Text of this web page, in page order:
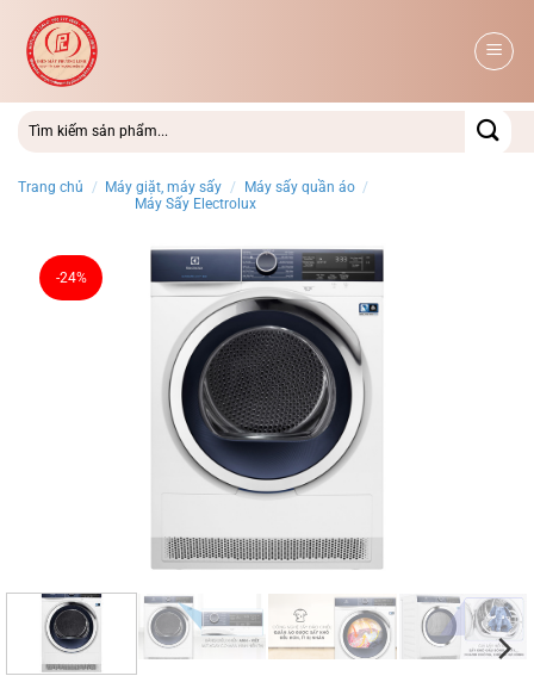
qua
dung
Trang chủ / Máy giặt, máy sấy / Máy sấy quần áo /
Máy Sấy Electrolux
-24%